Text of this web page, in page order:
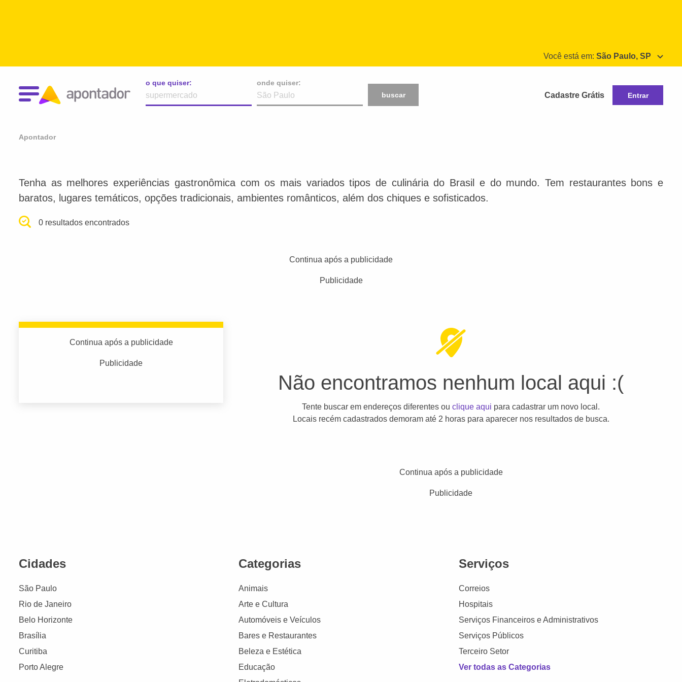
Você está em: São Paulo, SP
o que quiser:
onde quiser:
buscar
Cadastre Grátis Entrar
Apontador
Tenha as melhores experiências gastronômica com os mais variados tipos de culinária do Brasil e do mundo. Tem restaurantes bons e
baratos, lugares temáticos, opções tradicionais, ambientes românticos, além dos chiques e sofisticados.
0 resultados encontrados
Continua após a publicidade
Publicidade
Continua após a publicidade
Publicidade
Não encontramos nenhum local aqui :(
Tente buscar em endereços diferentes ouclique aqui para cadastrar um novo local.
Locais recém cadastrados demoram até 2 horas para aparecer nos resultados de busca.
Continua após a publicidade
Publicidade
Cidades
São Paulo
Rio de Janeiro
Belo Horizonte
Brasília
Curitiba
Porto Alegre
Categorias
Animais
Arte e Cultura
Automóveis e Veículos
Bares e Restaurantes
Beleza e Estética
Educação
Serviços
Correios
Hospitais
Serviços Financeiros e Administrativos
Serviços Públicos
Terceiro Setor
Ver todas as Categorias